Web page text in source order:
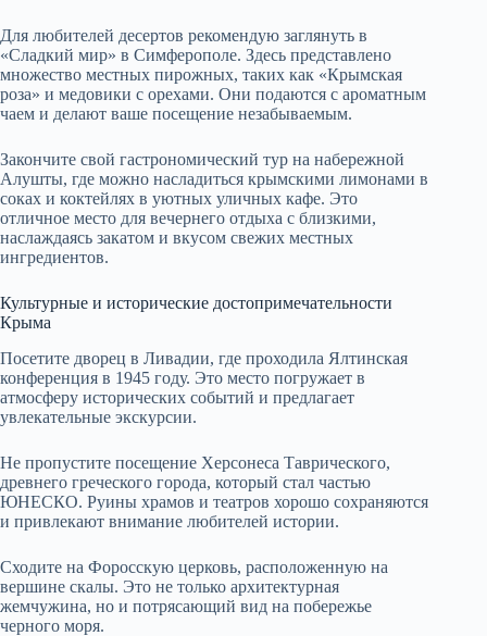
Для любителей десертов рекомендую заглянуть в
«Сладкий мир» в Симферополе. Здесь представлено
множество местных пирожных, таких как «Крымская
роза» и медовики с орехами. Они подаются с ароматным
чаем и делают ваше посещение незабываемым.
Закончите свой гастрономический тур на набережной
Алушты, где можно насладиться крымскими лимонами в
соках и коктейлях в уютных уличных кафе. Это
отличное место для вечернего отдыха с близкими,
наслаждаясь закатом и вкусом свежих местных
ингредиентов.
Культурные и исторические достопримечательности
Крыма
Посетите дворец в Ливадии, где проходила Ялтинская
конференция в 1945 году. Это место погружает в
атмосферу исторических событий и предлагает
увлекательные экскурсии.
Не пропустите посещение Херсонеса Таврического,
древнего греческого города, который стал частью
ЮНЕСКО. Руины храмов и театров хорошо сохраняются
и привлекают внимание любителей истории.
Сходите на Форосскую церковь, расположенную на
вершине скалы. Это не только архитектурная
жемчужина, но и потрясающий вид на побережье
черного моря.